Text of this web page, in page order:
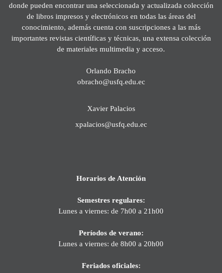
donde pueden encontrar una seleccionada y actualizada colección
de libros impresos y electrónicos en todas las áreas del
conocimiento, además cuenta con suscripciones a las más
importantes revistas científicas y técnicas, una extensa colección
de materiales multimedia y acceso.
Orlando Bracho
obracho@usfq.edu.ec
Xavier Palacios
xpalacios@usfq.edu.ec
Horarios de Atención
Semestres regulares:
Lunes a viernes: de 7h00 a 21h00
Períodos de verano:
Lunes a viernes: de 8h00 a 20h00
Feriados oficiales: